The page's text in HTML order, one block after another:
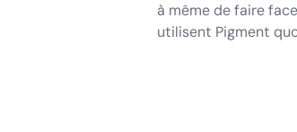
à même de faire
utilisent Pigment